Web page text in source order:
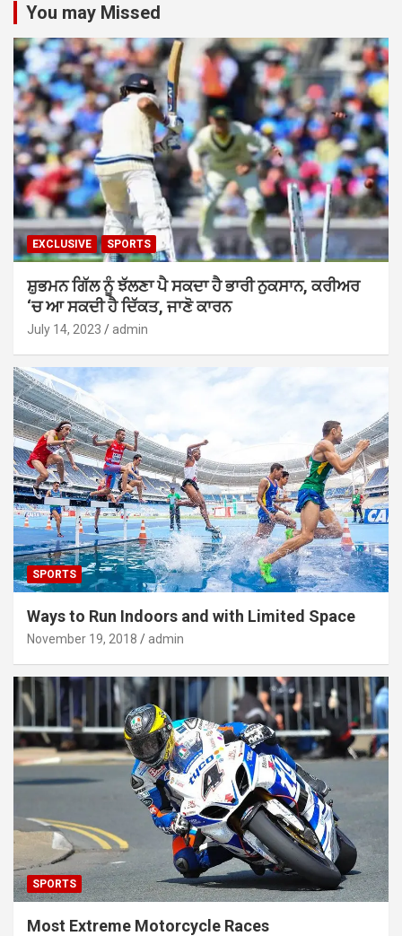
You may Missed
EXCLUSIVE SPORTS
ਸ਼ੁਭਮਨ ਗਿੱਲ ਨੂੰ ਝੱਲਣਾ ਪੈ ਸਕਦਾ ਹੈ ਭਾਰੀ ਨੁਕਸਾਨ, ਕਰੀਅਰ
‘ਚ ਆ ਸਕਦੀ ਹੈ ਦਿੱਕਤ, ਜਾਣੋ ਕਾਰਨ
July 14, 2023 admin
SPORTS
Ways to Run Indoors and with Limited Space
November 19, 2018 admin
SPORTS
Most Extreme Motorcycle Races